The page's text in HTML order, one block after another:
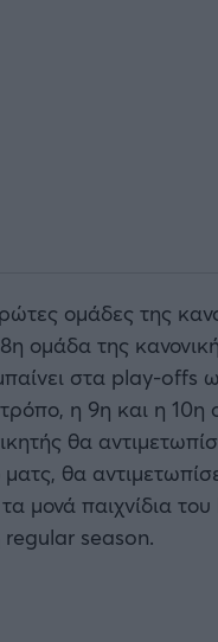
ομάδες της
ομάδα της
στα play-offs
η 9η και η
θα
θα
μονά παιχνίδια
season.